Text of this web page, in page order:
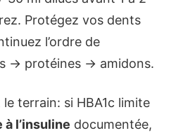
Protégez vos dents
l’ordre de
→ protéines → amidons.
terrain: si HBA1c limite
l’insuline documentée,